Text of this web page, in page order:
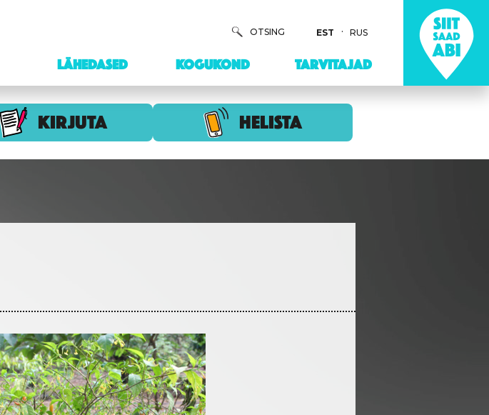
OTSING EST RUS
LÄHEDASED KOGUKOND TARVITAJAD
KIRJUTA HELISTA